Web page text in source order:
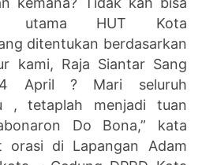
utama HUT Kota
ditentukan berdasarkan
kami, Raja Siantar Sang
April ? Mari seluruh
, tetaplah menjadi tuan
Do Bona,” kata
orasi di Lapangan Adam